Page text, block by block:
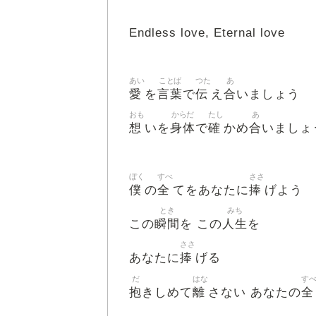
Endless love, Eternal love
愛
あい
を言葉
ことば
で伝
つた
え 合
あ
いましょう
想
おも
いを身体
からだ
で確
たし
かめ合
あ
いましょ
僕
ぼく
の全
すべ
てをあなたに捧
ささ
げよう
この瞬間
とき
を この 人生
みち
を
あなたに捧
ささ
げる
抱
だ
きしめて離
はな
さない あなたの全
すべ